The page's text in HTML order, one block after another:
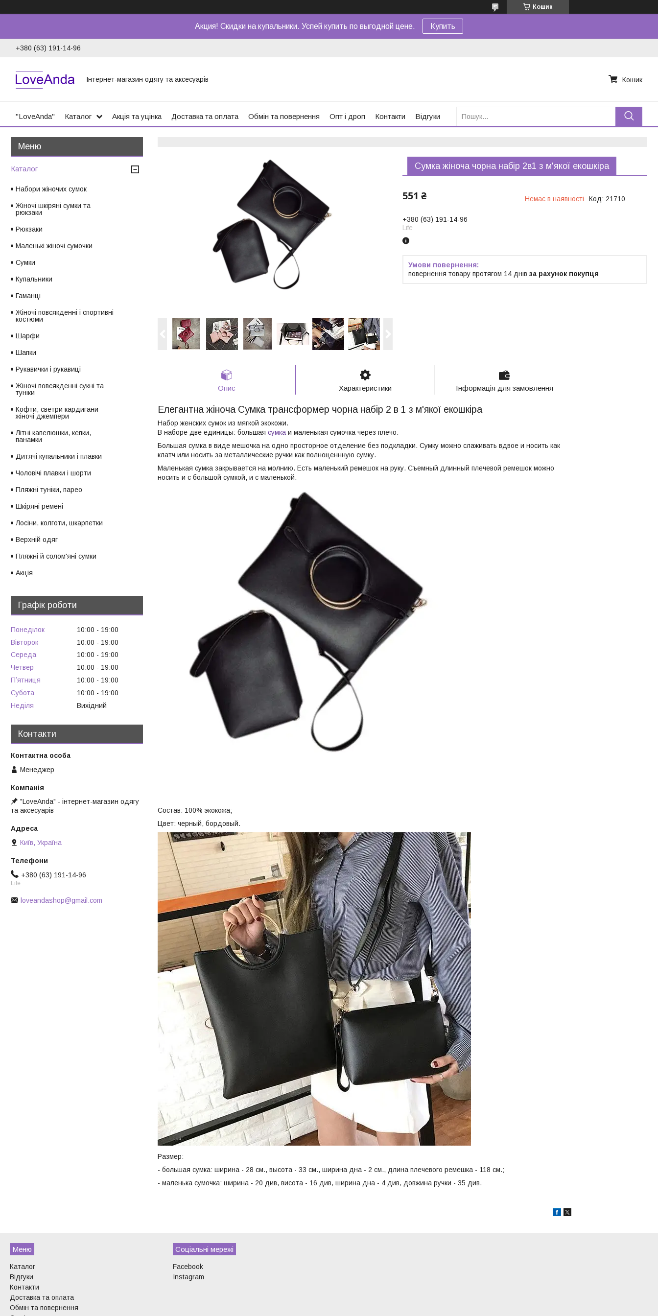
Кошик
Акция! Скидки на купальники. Успей купить по выгодной цене. Купить
+380 (63) 191-14-96
Інтернет-магазин одягу та аксесуарів Кошик
"LoveAnda" Каталог Акція та уцінка Доставка та оплата Обмін та повернення Опт і дроп Контакти Відгуки
Сумка жіноча чорна набір 2в1 з м'якої екошкіра
551 ₴ Немає в наявності Код: 21710
+380 (63) 191-14-96
Life
повернення товару протягом 14 днів за рахунок покупця
Опис Характеристики Інформація для замовлення
Елегантна жіноча Сумка трансформер чорна набір 2 в 1 з м'якої екошкіра
Набор женских сумок из мягкой экокожи.
В наборе две единицы: большая сумка и маленькая сумочка через плечо.
Большая сумка в виде мешочка на одно просторное отделение без подкладки. Сумку можно слаживать вдвое и носить как
клатч или носить за металлические ручки как полноценнную сумку.
Маленькая сумка закрывается на молнию. Есть маленький ремешок на руку. Съемный длинный плечевой ремешок можно
носить и с большой сумкой, и с маленькой.
Состав: 100% экокожа;
Цвет: черный, бордовый.
Размер:
- большая сумка: ширина - 28 см., высота - 33 см., ширина дна - 2 см., длина плечевого ремешка - 118 см.;
- маленька сумочка: ширина - 20 див, висота - 16 див, ширина дна - 4 див, довжина ручки - 35 див.
Каталог
Набори жіночих сумок
Жіночі шкіряні сумки та
рюкзаки
Рюкзаки
Маленькі жіночі сумочки
Сумки
Купальники
Гаманці
Жіночі повсякденні і спортивні
костюми
Шарфи
Шапки
Рукавички і рукавиці
Жіночі повсякденні сукні та
туніки
Кофти, светри кардигани
жіночі джемпери
Літні капелюшки, кепки,
панамки
Дитячі купальники і плавки
Чоловічі плавки і шорти
Пляжні туніки, парео
Шкіряні ремені
Лосіни, колготи, шкарпетки
Верхній одяг
Пляжні й солом'яні сумки
Акція
Графік роботи
Понеділок 10:00
19:00
Вівторок
10:00
19:00
Середа
10:00
19:00
Четвер
10:00
19:00
Пʼятниця
10:00
19:00
Субота
10:00
19:00
Неділя
Вихідний
Контакти
Менеджер
"LoveAnda" - інтернет-магазин одягу
та аксесуарів
Київ, Україна
+380 (63) 191-14-96
Life
loveandashop@gmail.com
Меню
Каталог
Відгуки
Контакти
Доставка та оплата
Обмін та повернення
Соціальні мережі
Facebook
Instagram